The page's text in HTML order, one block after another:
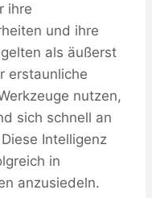
ihre
und ihre
als äußerst
erstaunliche
nutzen,
sich schnell an
Intelligenz
in
anzusiedeln.